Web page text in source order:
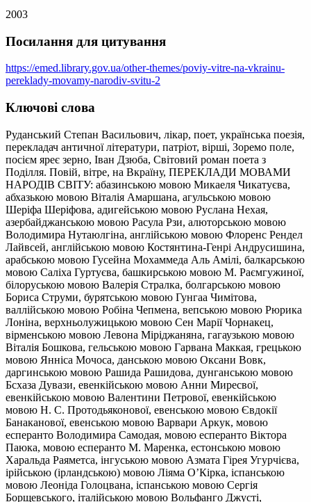
2003
Посилання для цитування
https://emed.library.gov.ua/other-themes/poviy-vitre-na-vkrainu-
pereklady-movamy-narodiv-svitu-2
Ключові слова
Руданський Степан Васильович, лікар, поет, українська поезія,
перекладач античної літератури, патріот, вірші, Зоремо поле,
посієм яреє зерно, Іван Дзюба, Світовий роман поета з
Поділля. Повій, вітре, на Вкраїну, ПЕРЕКЛАДИ МОВАМИ
НАРОДІВ СВІТУ: абазинською мовою Микаеля Чикатуєва,
абхазькою мовою Віталія Амаршана, агульською мовою
Шеріфа Шеріфова, адигейською мовою Руслана Нехая,
азербайджанською мовою Расула Рзи, алюторською мовою
Володимира Нутаюлгіна, англійською мовою Флоренс Рендел
Лайвсей, англійською мовою Костянтина-Генрі Андрусишина,
арабською мовою Гусейна Мохаммеда Аль Амілі, балкарською
мовою Саліха Гуртуєва, башкирською мовою М. Раємгужиної,
білоруською мовою Валерія Стралка, болгарською мовою
Бориса Струми, бурятською мовою Гунгаа Чимітова,
валлійською мовою Робіна Чепмена, вепською мовою Рюрика
Лоніна, верхньолужицькою мовою Сен Марії Чорнакец,
вірменською мовою Левона Міріджаняна, гагаузькою мовою
Віталія Бошкова, гельською мовою Гарвана Маккая, грецькою
мовою Янніса Мочоса, данською мовою Оксани Вовк,
даргинською мовою Рашида Рашидова, дунганською мовою
Бсхаза Дувази, евенкійською мовою Анни Миресвої,
евенкійською мовою Валентини Петрової, евенкійською
мовою Н. С. Протодьяконової, евенською мовою Євдокії
Банаканової, евенською мовою Варвари Аркук, мовою
есперанто Володимира Самодая, мовою есперанто Віктора
Паюка, мовою есперанто М. Маренка, естонською мовою
Харальда Раяметса, інгуською мовою Азмата Гірея Угурчієва,
ірійською (ірландською) мовою Ліяма О’Кірка, іспанською
мовою Леоніда Голоцвана, іспанською мовою Сергія
Борщевського, італійською мовою Вольфанго Джусті,